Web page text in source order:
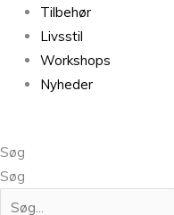
Tilbehør
Livsstil
Workshops
Nyheder
Søg
Søg